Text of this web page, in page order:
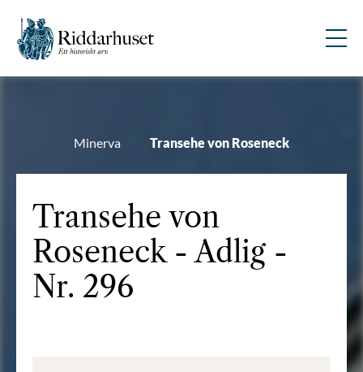
Minerva Transehe von Roseneck
Transehe von
Roseneck - Adlig -
Nr. 296